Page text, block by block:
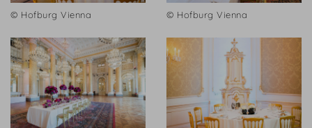
© Hofburg Vienna © Hofburg Vienna